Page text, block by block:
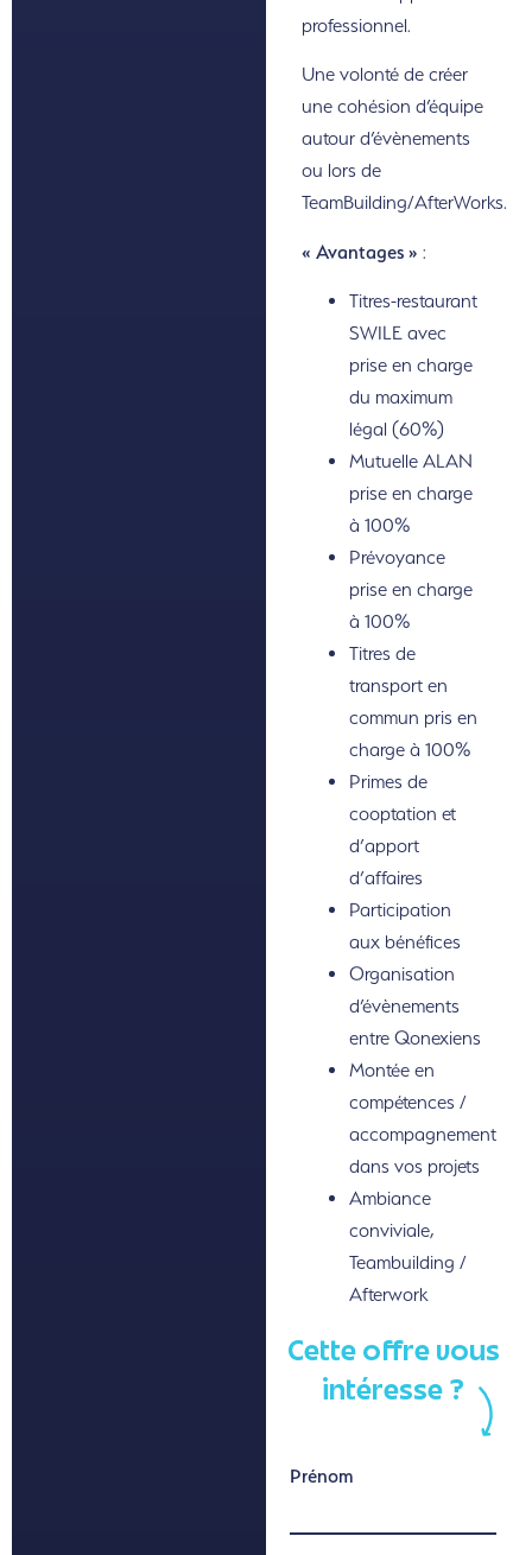
professionnel.
Une volonté de créer
une cohésion d’équipe
autour d’évènements
ou lors de
TeamBuilding/AfterWorks.
« Avantages » :
Titres-restaurant
SWILE avec
prise en charge
du maximum
légal (60%)
Mutuelle ALAN
prise en charge
à 100%
Prévoyance
prise en charge
à 100%
Titres de
transport en
commun pris en
charge à 100%
Primes de
cooptation et
d’apport
d’affaires
Participation
aux bénéfices
Organisation
d’évènements
entre Qonexiens
Montée en
compétences /
accompagnement
dans vos projets
Ambiance
conviviale,
Teambuilding /
Afterwork
Cette offre vous
intéresse ?
Prénom